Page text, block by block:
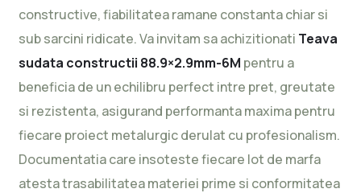
constructive, fiabilitatea ramane constanta chiar si
sub sarcini ridicate. Va invitam sa achizitionati Teava
sudata constructii 88.9×2.9mm-6M pentru a
beneficia de un echilibru perfect intre pret, greutate
si rezistenta, asigurand performanta maxima pentru
fiecare proiect metalurgic derulat cu profesionalism.
Documentatia care insoteste fiecare lot de marfa
atesta trasabilitatea materiei prime si conformitatea